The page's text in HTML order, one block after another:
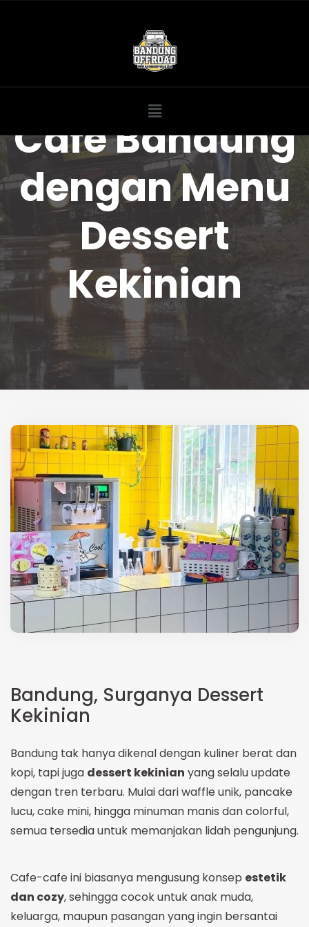
Cafe Bandung
dengan Menu
Dessert
Kekinian
Bandung, Surganya Dessert
Kekinian
Bandung tak hanya dikenal dengan kuliner berat dan
kopi, tapi juga dessert kekinian yang selalu update
dengan tren terbaru. Mulai dari waffle unik, pancake
lucu, cake mini, hingga minuman manis dan colorful,
semua tersedia untuk memanjakan lidah pengunjung.
Cafe-cafe ini biasanya mengusung konsep estetik
dan cozy, sehingga cocok untuk anak muda,
keluarga, maupun pasangan yang ingin bersantai